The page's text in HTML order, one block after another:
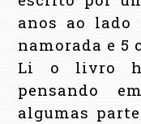
anos ao lado
namorada e 5
Li o livro
pensando
algumas